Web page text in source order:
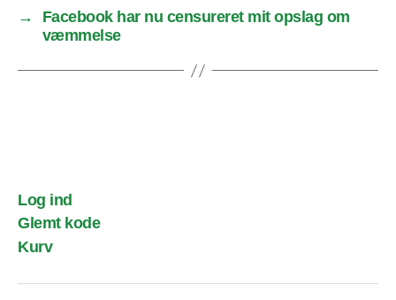
→
Facebook har nu censureret mit opslag om
væmmelse
Log ind
Glemt kode
Kurv